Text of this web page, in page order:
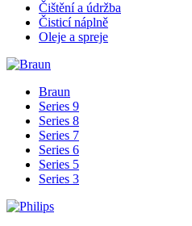
Čištění a údržba
Čisticí náplně
Oleje a spreje
Braun
Series 9
Series 8
Series 7
Series 6
Series 5
Series 3